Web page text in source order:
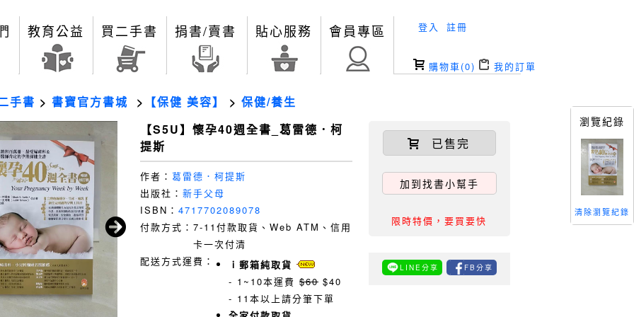
教育公益 買二手書 捐書/賣書 貼心服務 會員專區 登入 註冊
購物車(0) 我的訂單
手書 > 書寶官方書城 > 【保健 美容】 > 保健/養生
【S5U】懷孕40週全書_葛雷德．柯
提斯
作者： 葛雷德．柯提斯
出版社： 新手父母
ISBN： 4717702089078
付款方式： 7-11付款取貨、Web ATM、信用
卡一次付清
配送方式運費：
ｉ郵箱純取貨
- 1~10本運費 $60 $40
- 11本以上請分筆下單
已售完
加到找書小幫手
限時特價，要買要快
LINE分享 FB分享
瀏覽紀錄
清除瀏覽紀錄